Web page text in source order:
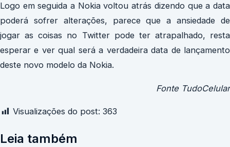
Logo em seguida a Nokia voltou atrás dizendo que a data
poderá sofrer alterações, parece que a ansiedade de
jogar as coisas no Twitter pode ter atrapalhado, resta
esperar e ver qual será a verdadeira data de lançamento
deste novo modelo da Nokia.
Fonte TudoCelular
Visualizações do post: 363
Leia também